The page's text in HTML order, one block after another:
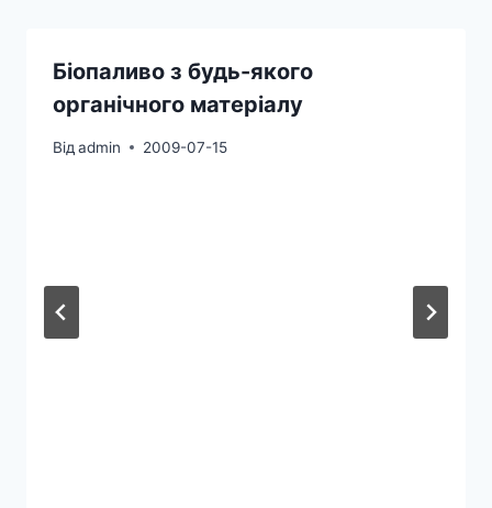
Біопаливо з будь-якого
органічного матеріалу
Від admin 2009-07-15